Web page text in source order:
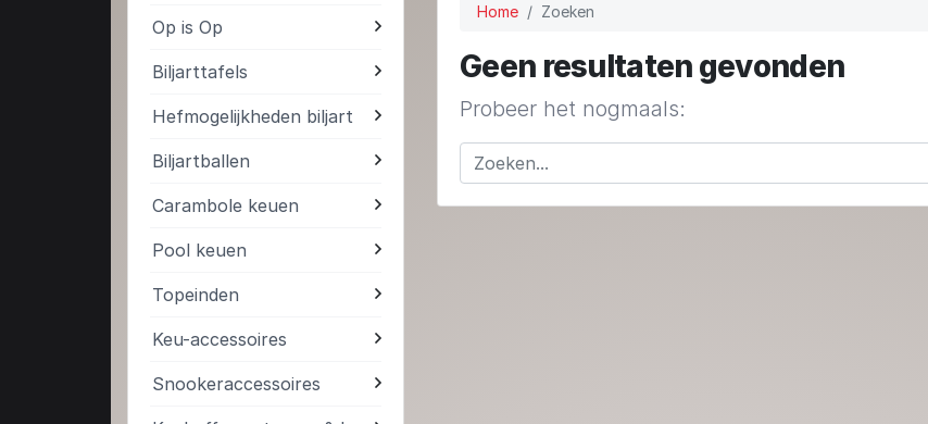
Op is Op
Biljarttafels
Hefmogelijkheden biljart
Biljartballen
Carambole keuen
Pool keuen
Topeinden
Keu-accessoires
Snookeraccessoires
Home Zoeken
Geen resultaten gevonden
Probeer het nogmaals: